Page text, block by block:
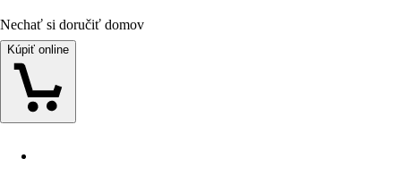
Nechať si doručiť domov
Kúpiť online